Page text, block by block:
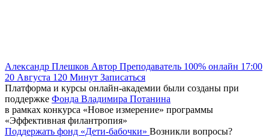
Александр Плешков Автор Преподаватель 100% онлайн 17:00
20 Августа 120 Минут Записаться
Платформа и курсы онлайн-академии были созданы при
поддержке Фонда Владимира Потанина
в рамках конкурса «Новое измерение» программы
«Эффективная филантропия»
Поддержать фонд «Дети-бабочки» Возникли вопросы?